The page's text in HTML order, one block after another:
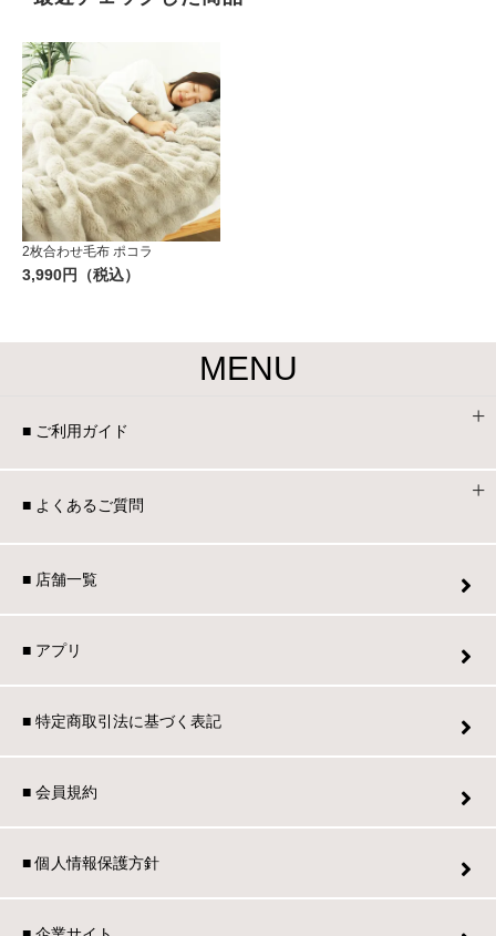
2枚合わせ毛布 ポコラ
3,990円（税込）
MENU
■ ご利用ガイド
■ よくあるご質問
■ 店舗一覧
■ アプリ
■ 特定商取引法に基づく表記
■ 会員規約
■ 個人情報保護方針